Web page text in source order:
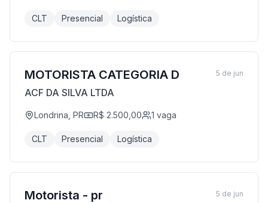
CLT Presencial Logística
MOTORISTA CATEGORIA D
ACF DA SILVA LTDA
Londrina, PR R$ 2.500,00 1 vaga
CLT Presencial Logística
5 de jun
Motorista - pr 5 de jun